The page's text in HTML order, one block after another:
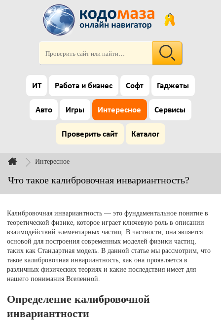
ИТ Работа и бизнес Софт Гаджеты
Авто Игры Интересное Сервисы
Проверить сайт Каталог
Интересное
Что такое калибровочная инвариантность?
Калибровочная инвариантность — это фундаментальное понятие в
теоретической физике, которое играет ключевую роль в описании
взаимодействий элементарных частиц. В частности, она является
основой для построения современных моделей физики частиц,
таких как Стандартная модель. В данной статье мы рассмотрим, что
такое калибровочная инвариантность, как она проявляется в
различных физических теориях и какие последствия имеет для
нашего понимания Вселенной.
Определение калибровочной
инвариантности